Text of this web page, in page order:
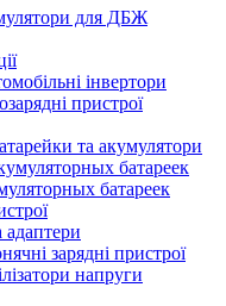
для ДБЖ
інвертори
пристрої
та акумулятори
батареек
адаптери
зарядні пристрої
напруги